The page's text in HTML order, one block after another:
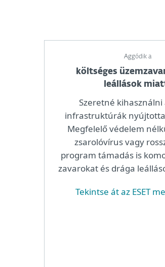
Aggódik a
költséges
leállások
Szeretné
infrastruktúrák
Megfelelő védelem
zsarolóvírus vagy
program támadás is
zavarokat és drága
Tekintse át az ESET